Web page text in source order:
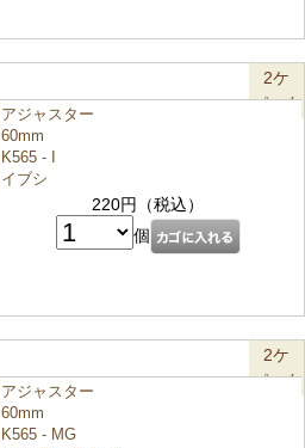
2ケ
パック
アジャスター
60mm
K565 - I
イブシ
220円（税込）
個
2ケ
パック
アジャスター
60mm
K565 - MG